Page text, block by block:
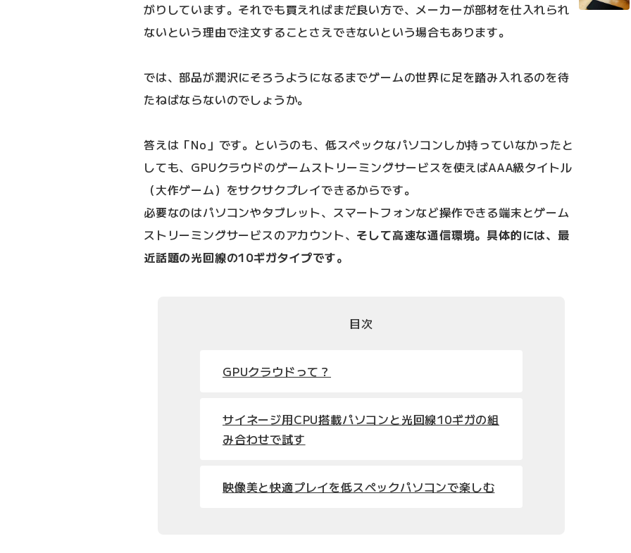
がりしています。それでも買えればまだ良い方で、メーカーが部材を仕入れられ
ないという理由で注文することさえできないという場合もあります。
では、部品が潤沢にそろうようになるまでゲームの世界に足を踏み入れるのを待
たねばならないのでしょうか。
答えは「No」です。というのも、低スペックなパソコンしか持っていなかったと
しても、GPUクラウドのゲームストリーミングサービスを使えばAAA級タイトル
（大作ゲーム）をサクサクプレイできるからです。
必要なのはパソコンやタブレット、スマートフォンなど操作できる端末とゲーム
ストリーミングサービスのアカウント、 そして高速な通信環境。具体的には、最
近話題の光回線の10ギガタイプです。
目次
GPUクラウドって？
サイネージ用CPU搭載パソコンと光回線10ギガの組
み合わせで試す
映像美と快適プレイを低スペックパソコンで楽しむ